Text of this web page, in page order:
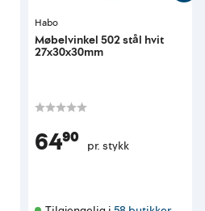
Habo
Møbelvinkel 502 stål hvit
27x30x30mm
64⁹⁰ pr. stykk